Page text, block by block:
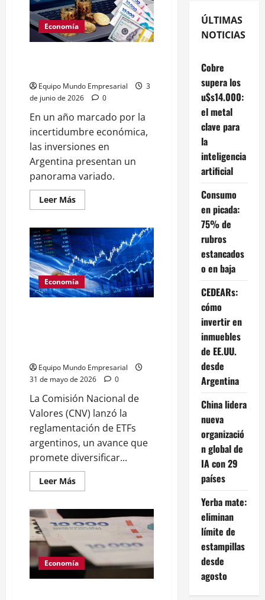
Economía
Equipo Mundo Empresarial
3
de junio de 2026
0
En un año marcado por la
incertidumbre económica,
las inversiones en
Argentina presentan un
panorama variado.
Leer MásLeer
más
Inversiones
2026:
la
única
que
vence
a
la
inflación
Economía
Equipo Mundo Empresarial
31 de mayo de 2026
0
La Comisión Nacional de
Valores (CNV) lanzó la
reglamentación de ETFs
argentinos, un avance que
promete diversificar...
Leer MásLeer
más
argentinos:
reglamentación
para
el
mercado
de
capitales
Economía
ÚLTIMAS
NOTICIAS
Cobre
supera los
u$s14.000:
el metal
clave para
la
inteligencia
artificial
Consumo
en picada:
75% de
rubros
estancados
o en baja
CEDEARs:
cómo
invertir en
inmuebles
de EE.UU.
desde
Argentina
China lidera
nueva
organizació
n global de
IA con 29
países
Yerba mate:
eliminan
límite de
estampillas
desde
agosto